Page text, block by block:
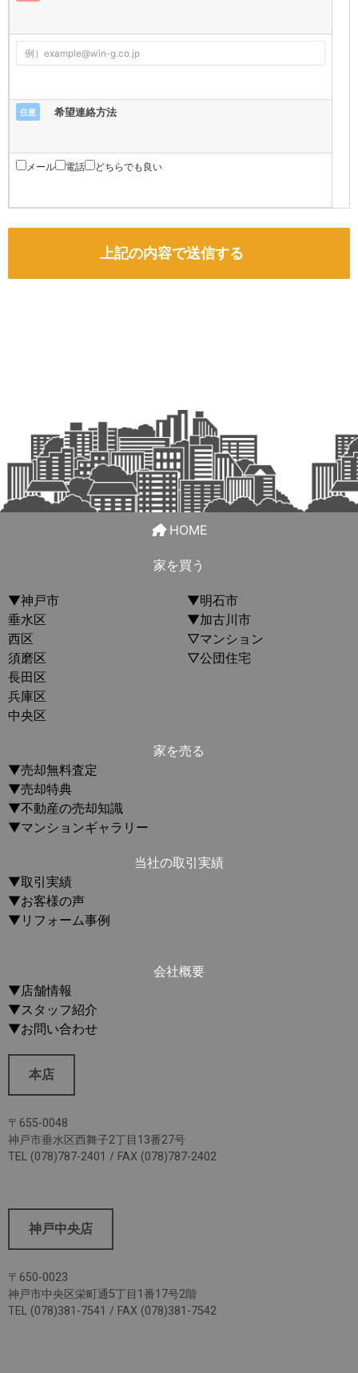
任意 希望連絡方法
メール 電話 どちらでも良い
HOME
家を買う
▼神戸市
垂水区
西区
須磨区
長田区
兵庫区
中央区
▼明石市
▼加古川市
▽マンション
▽公団住宅
家を売る
▼売却無料査定
▼売却特典
▼不動産の売却知識
▼マンションギャラリー
当社の取引実績
▼取引実績
▼お客様の声
▼リフォーム事例
会社概要
▼店舗情報
▼スタッフ紹介
▼お問い合わせ
本店
〒655-0048
神戸市垂水区西舞子2丁目13番27号
TEL (078)787-2401 / FAX (078)787-2402
神戸中央店
〒650-0023
神戸市中央区栄町通5丁目1番17号2階
TEL (078)381-7541 / FAX (078)381-7542